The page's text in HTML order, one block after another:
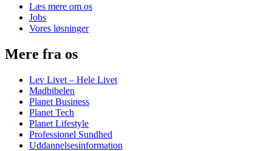
Læs mere om os
Jobs
Vores løsninger
Mere fra os
Lev Livet – Hele Livet
Madbibelen
Planet Business
Planet Tech
Planet Lifestyle
Professionel Sundhed
Uddannelsesinformation